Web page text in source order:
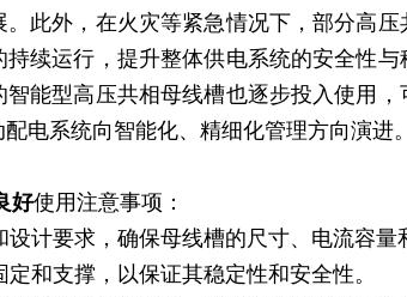
此外，在火灾等紧急情况下，部分高
续运行，提升整体供电系统的安全性
能型高压共相母线槽也逐步投入使用
电系统向智能化、精细化管理方向演进。
好使用注意事项：
计要求，确保母线槽的尺寸、电流容量
和支撑，以保证其稳定性和安全性。